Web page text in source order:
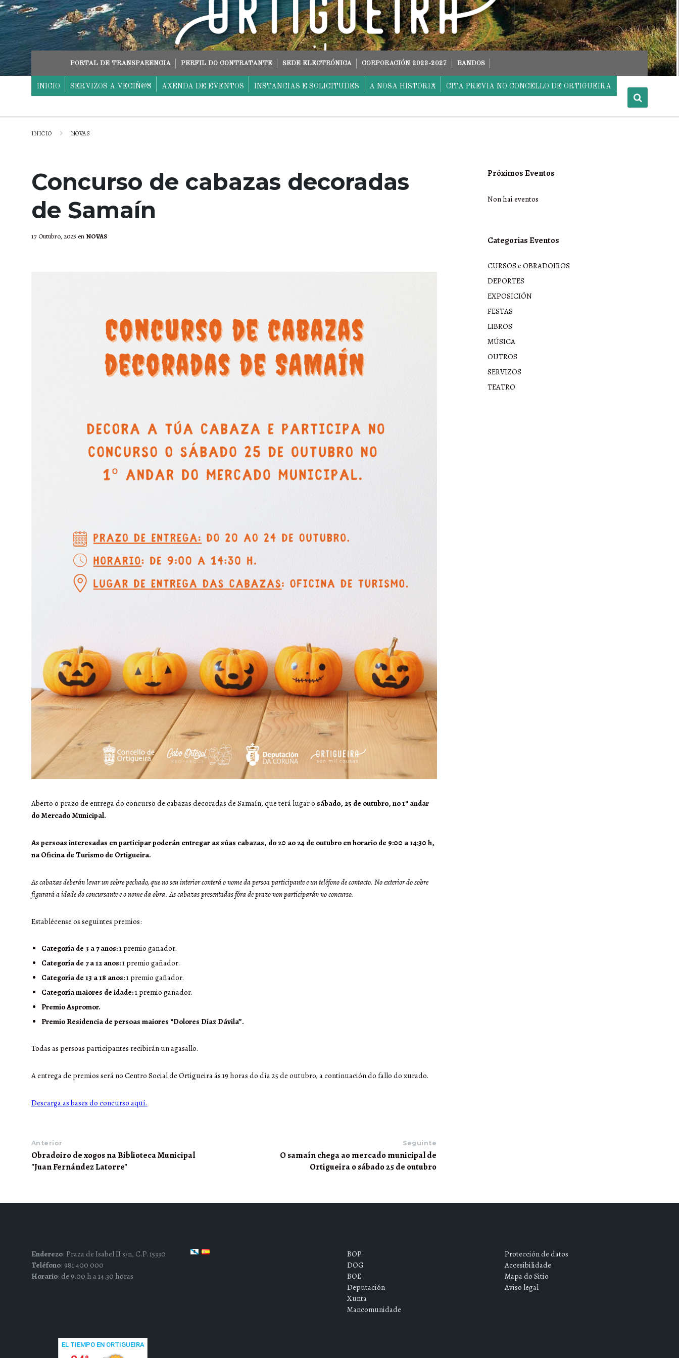
Skip
to
content
Skip
to
main
navigation
Skip
to
footer
PORTAL DE TRANSPARENCIA PERFIL DO CONTRATANTE SEDE ELECTRÓNICA CORPORACIÓN 2023-2027 BANDOS
INICIO SERVIZOS A VECIÑ@S AXENDA DE EVENTOS INSTANCIAS E SOLICITUDES A NOSA HISTORIA CITA PREVIA NO CONCELLO DE ORTIGUEIRA
INICIO NOVAS
Concurso de cabazas decoradas
de Samaín
17 Outubro, 2025 en NOVAS
Aberto o prazo de entrega do concurso de cabazas decoradas de Samaín, que terá lugar o sábado, 25 de outubro, no 1º andar
do Mercado Municipal.
As persoas interesadas en participar poderán entregar as súas cabazas, do 20 ao 24 de outubro en horario de 9:00 a 14:30 h,
na Oficina de Turismo de Ortigueira.
As cabazas deberán levar un sobre pechado, que no seu interior conterá o nome da persoa participante e un teléfono de contacto. No exterior do sobre
figurará a idade do concursante e o nome da obra. As cabazas presentadas fóra de prazo non participarán no concurso.
Establécense os seguintes premios:
Categoría de 3 a 7 anos:1 premio gañador.
Categoría de 7 a 12 anos:1 premio gañador.
Categoría de 13 a 18 anos:1 premio gañador.
Categoría maiores de idade:1 premio gañador.
Premio Aspromor.
Premio Residencia de persoas maiores “Dolores Díaz Dávila”.
Todas as persoas participantes recibirán un agasallo.
A entrega de premios será no Centro Social de Ortigueira ás 19 horas do día 25 de outubro, a continuación do fallo do xurado.
Descarga as bases do concurso aquí.
Anterior
Obradoiro de xogos na Biblioteca Municipal
"Juan Fernández Latorre"
Seguinte
O samaín chega ao mercado municipal de
Ortigueira o sábado 25 de outubro
Próximos Eventos
Non hai eventos
Categorias Eventos
CURSOS e OBRADOIROS
DEPORTES
EXPOSICIÓN
FESTAS
LIBROS
MÚSICA
OUTROS
SERVIZOS
TEATRO
Enderezo: Praza de Isabel II s/n, C.P. 15330
Teléfono: 981 400 000
Horario: de 9.00 h a 14.30 horas
BOP
DOG
BOE
Deputación
Xunta
Mancomunidade
Protección de datos
Accesibilidade
Mapa do Sitio
Aviso legal